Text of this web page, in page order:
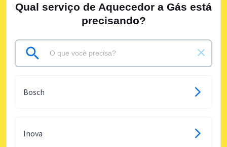
Qual serviço de Aquecedor a Gás está
precisando?
Bosch
Inova